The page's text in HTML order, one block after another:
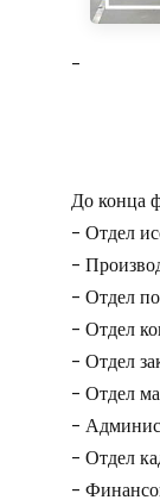
-
До конца
- Отдел
-
- Отдел
- Отдел
- Отдел
- Отдел
-
- Отдел
-